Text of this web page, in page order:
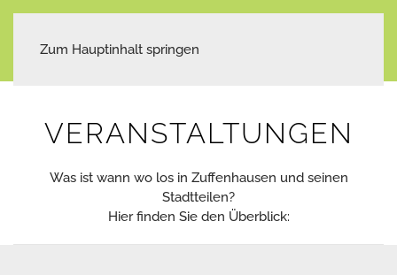
Zum Hauptinhalt springen
VERANSTALTUNGEN
Was ist wann wo los in Zuffenhausen und seinen
Stadtteilen?
Hier finden Sie den Überblick: